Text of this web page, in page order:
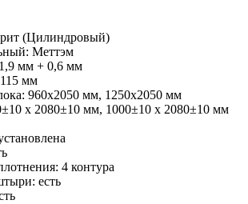
(Цилиндровый)
Меттэм
1,9 мм + 0,6 мм
115 мм
960х2050 мм, 1250х2050 мм
х 2080±10 мм, 1000±10 х 2080±10 мм
4 контура
есть